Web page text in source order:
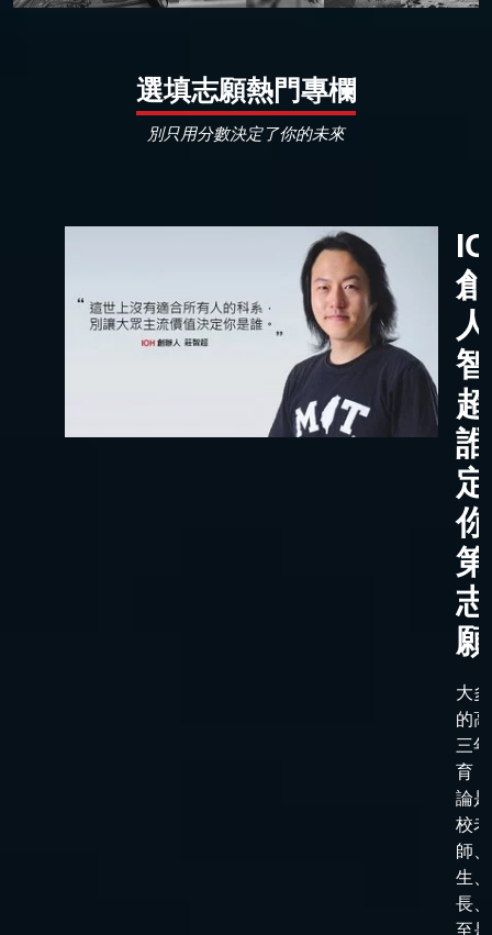
選填志願熱門專欄
別只用分數決定了你的未來
智
志
大
的
三
育
論
校老
師
生
長
至